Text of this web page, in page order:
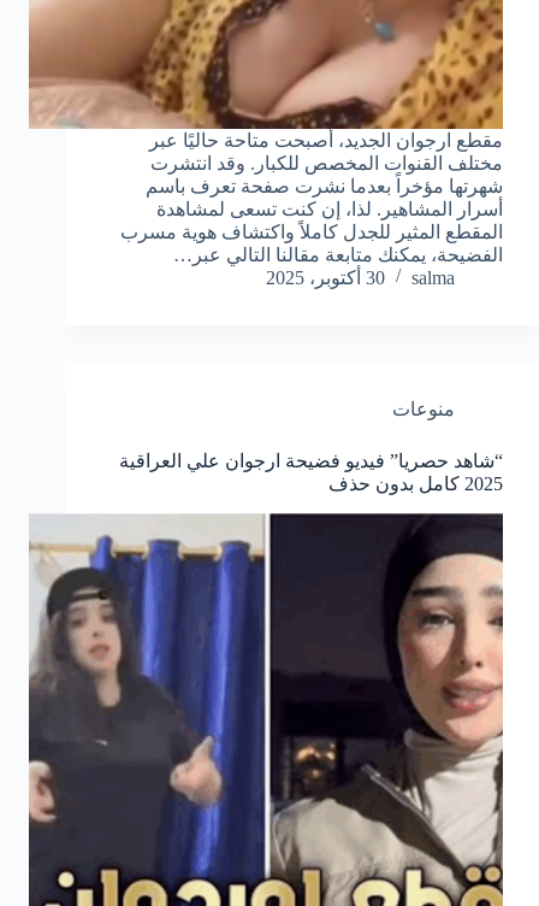
مقطع ارجوان الجديد، أصبحت متاحة حاليًا عبر
مختلف القنوات المخصص للكبار. وقد انتشرت
شهرتها مؤخراً بعدما نشرت صفحة تعرف باسم
أسرار المشاهير. لذا، إن كنت تسعى لمشاهدة
المقطع المثير للجدل كاملاً واكتشاف هوية مسرب
الفضيحة، يمكنك متابعة مقالنا التالي عبر…
salma
30 أكتوبر، 2025
منوعات
“شاهد حصريا” فيديو فضيحة ارجوان علي العراقية
2025 كامل بدون حذف